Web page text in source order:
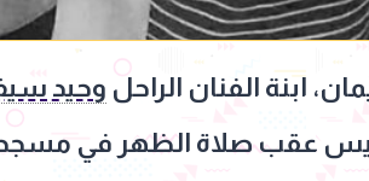
ابنة الفنان الراحل وحيد
عقب صلاة الظهر في